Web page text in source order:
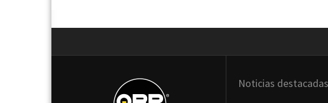
Noticias destacadas